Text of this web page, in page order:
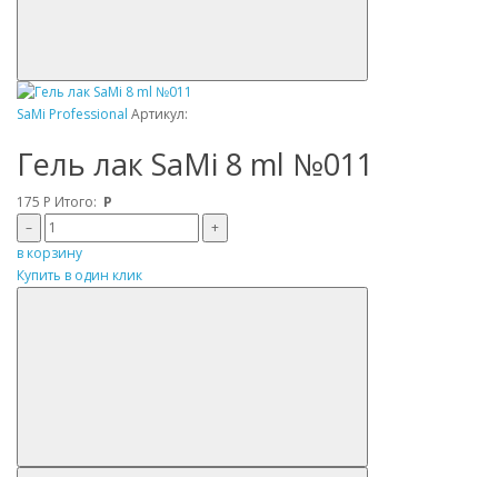
SaMi Professional Артикул:
Гель лак SaMi 8 ml №011
175 Р Итого: Р
–
+
в корзину
Купить в один клик